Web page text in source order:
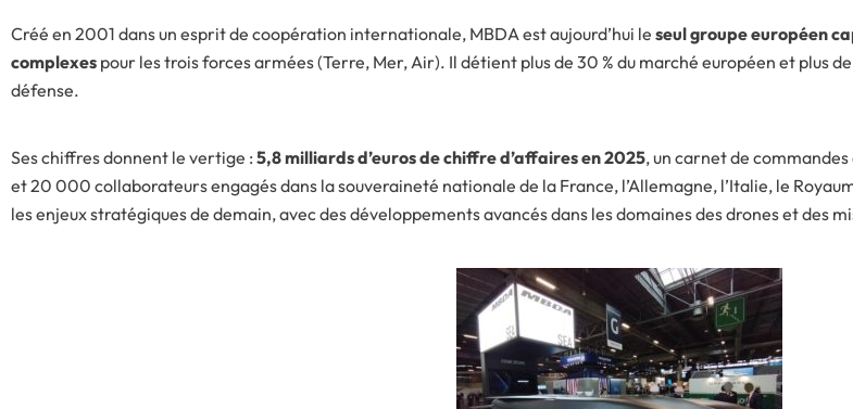
Créé en 2001 dans un esprit de coopération internationale, MBDA est aujourd’hui le seul groupe européen
complexes pour les trois forces armées (Terre, Mer, Air). Il détient plus de 30 % du marché européen et plus
défense.
Ses chiffres donnent le vertige : 5,8 milliards d’euros de chiffre d’affaires en 2025, un carnet de commandes
et 20 000 collaborateurs engagés dans la souveraineté nationale de la France, l’Allemagne, l’Italie, le
les enjeux stratégiques de demain, avec des développements avancés dans les domaines des drones et des